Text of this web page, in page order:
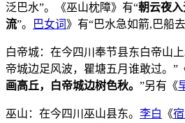
泛巴水”。《巫山枕障》有“朝云夜
流”。 巴女词 》有“巴水急如箭,巴船去
白帝城：在今四川奉节县东白帝山上
帝城边足风波，瞿塘五月谁敢过。”
画高丘，白帝城边树色秋。 ”另有《
巫山：在今四川巫山县东。 李白 《